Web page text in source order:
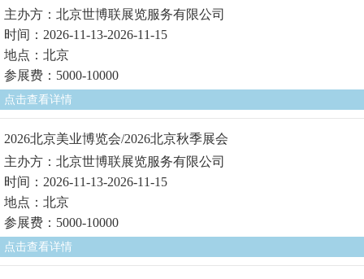
主办方：北京世博联展览服务有限公司
时间：2026-11-13-2026-11-15
地点：北京
参展费：5000-10000
点击查看详情
2026北京美业博览会/2026北京秋季展会
主办方：北京世博联展览服务有限公司
时间：2026-11-13-2026-11-15
地点：北京
参展费：5000-10000
点击查看详情